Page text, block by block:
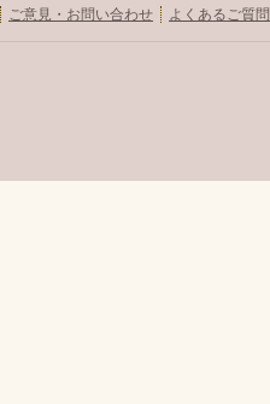
ご意見・お問い合わせ よくあるご質問